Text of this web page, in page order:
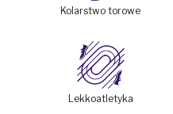
Kolarstwo torowe
Lekkoatletyka